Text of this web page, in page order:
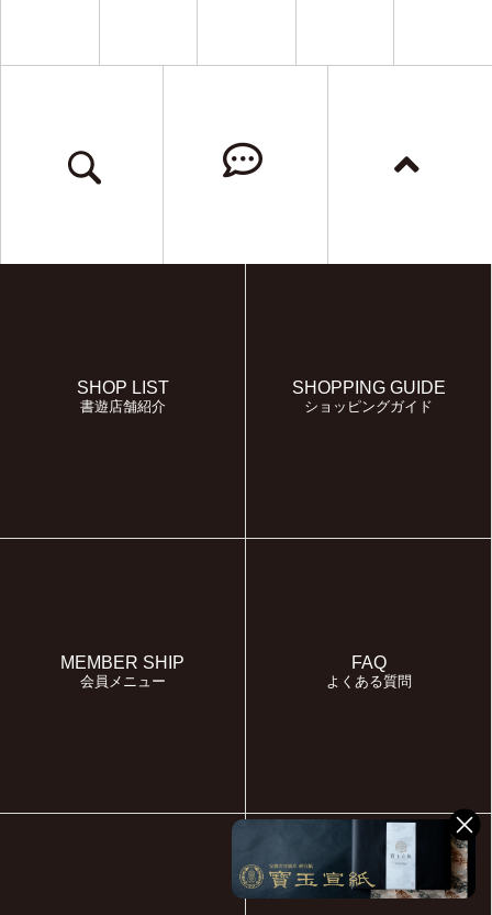
SHOP LIST
書遊店舗紹介
SHOPPING GUIDE
ショッピングガイド
MEMBER SHIP
会員メニュー
FAQ
よくある質問